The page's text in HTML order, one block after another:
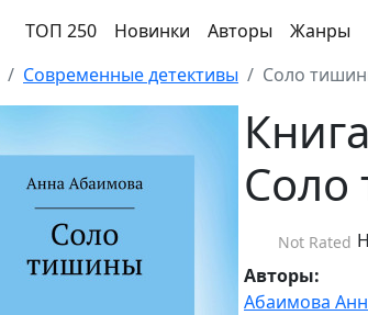
ТОП 250 Новинки Авторы
Жанры
Современные детективы Соло
Книга
Not Rated
Авторы:
Абаимова